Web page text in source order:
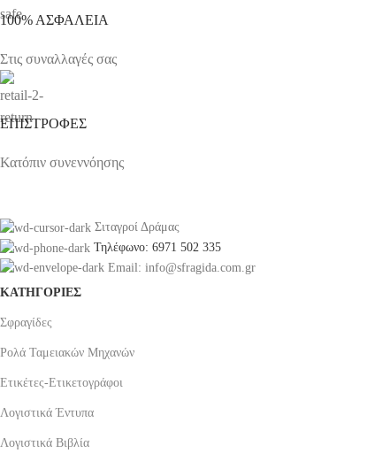
100% ΑΣΦΑΛΕΙΑ
Στις συναλλαγές σας
ΕΠΙΣΤΡΟΦΕΣ
Κατόπιν συνεννόησης
Σιταγροί Δράμας
Τηλέφωνο: 6971 502 335
Email: info@sfragida.com.gr
ΚΑΤΗΓΟΡΙΕΣ
Σφραγίδες
Ρολά Ταμειακών Μηχανών
Ετικέτες-Ετικετογράφοι
Λογιστικά Έντυπα
Λογιστικά Βιβλία